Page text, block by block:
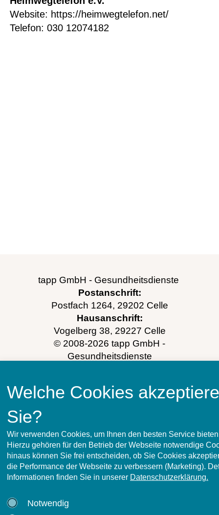
Welche Cookies
Sie?
Wir verwenden Cookies, um Ihnen den besten Service
Hierzu gehören für den Betrieb der Webseite notwendige
hinaus können Sie frei entscheiden, ob Sie Cookies
die Performance der Webseite zu verbessern (Marketing).
Informationen finden Sie in unserer Datenschutzerklärung.
Notwendig
Website: https://heimwegtelefon.net/
Telefon: 030 12074182
tapp GmbH - Gesundheitsdienste
Postanschrift:
Postfach 1264, 29202 Celle
Hausanschrift:
Vogelberg 38, 29227 Celle
© 2008-2026 tapp GmbH -
Gesundheitsdienste
Mo.–Do.
08:00–12:30 Uhr & 14:00–16:30
Fr.
E-Mail:info@tapp-gesundheitsdienste.de
ImpressumDatenschutz